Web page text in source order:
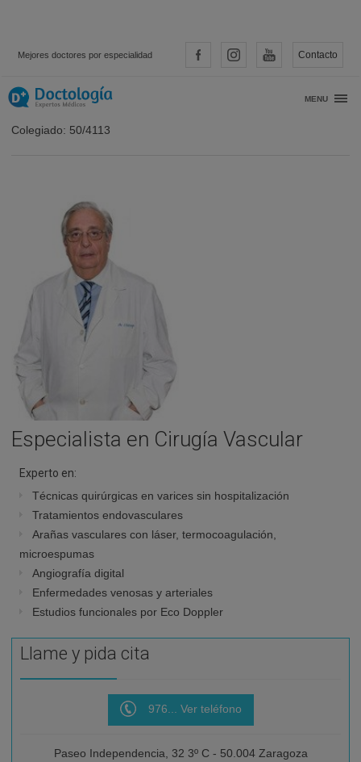
Mejores doctores por especialidad Contacto
MENU
Dr. J. Ignacio Urtiaga Barrientos
Colegiado: 50/4113
Especialista en Cirugía Vascular
Experto en:
Técnicas quirúrgicas en varices sin hospitalización
Tratamientos endovasculares
Arañas vasculares con láser, termocoagulación,
microespumas
Angiografía digital
Enfermedades venosas y arteriales
Estudios funcionales por Eco Doppler
Llame y pida cita
976... Ver teléfono
Paseo Independencia, 32 3º C - 50.004 Zaragoza